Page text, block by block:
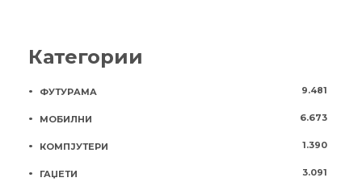
Категории
ФУТУРАМА 9.481
МОБИЛНИ 6.673
КОМПЈУТЕРИ 1.390
ГАЏЕТИ 3.091